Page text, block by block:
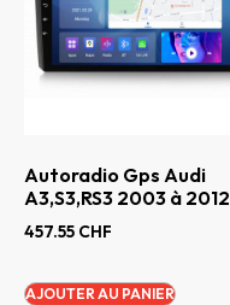
Autoradio Gps Audi
A3,S3,RS3 2003 à 2012
457.55 CHF
AJOUTER AU PANIER